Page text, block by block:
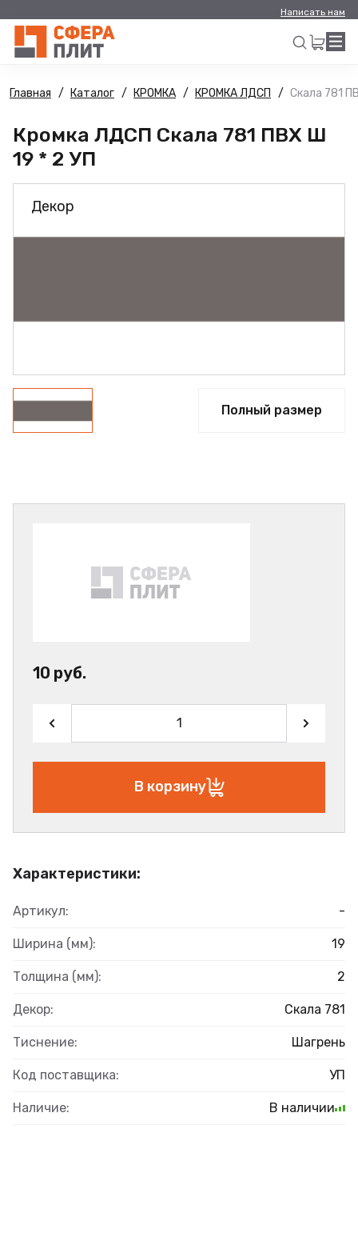
Написать нам
Искать
Главная Каталог КРОМКА КРОМКА ЛДСП Скала 781
Кромка ЛДСП Скала 781 ПВХ Ш
19 * 2 УП
Декор
Полный размер
Характеристики:
Артикул: -
Ширина (мм): 19
Толщина (мм): 2
Декор: Скала 781
Тиснение: Шагрень
Код поставщика: УП
Наличие: В наличии
10 руб.
В корзину